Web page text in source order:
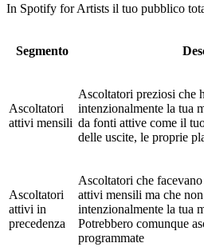
In Spotify for Artists il tuo pubblico
Segmento
Ascoltatori
attivi mensili
Ascoltatori preziosi che
intenzionalmente la tua
da fonti attive come il
delle uscite, le proprie
Ascoltatori
attivi in
precedenza
Ascoltatori che
attivi mensili ma che
intenzionalmente la tua
Potrebbero comunque
programmate